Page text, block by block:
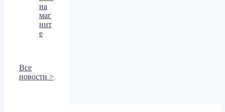
на
маг
нит
е
Все
новости >